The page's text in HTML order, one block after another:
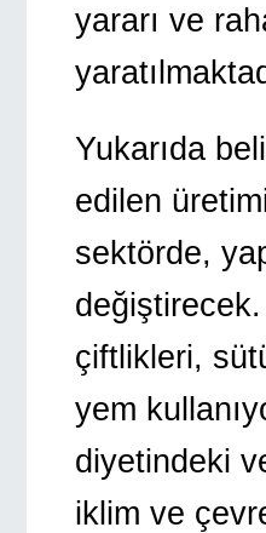
yararı ve
Yukarıda
edilen
sektörde,
çiftlikleri,
yem
diyetindeki
iklim ve